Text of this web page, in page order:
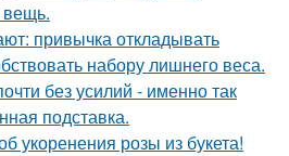
вещь.
привычка откладывать
набору лишнего веса.
без усилий - именно так
подставка.
укоренения розы из букета!